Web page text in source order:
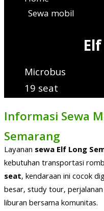
Sewa mobil
Microbus
19 seat
Informasi Sewa
Semarang
Layanan sewa Elf Long
kebutuhan transportasi
seat, kendaraan ini cocok
besar, study tour,
liburan bersama komunitas.